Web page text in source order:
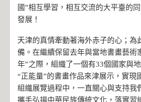
國”相互學習，相互交流的大平臺的
發展！
天津的真情牽動著海外赤子的心；
備。在繼續保留去年與當地書畫藝術
年”之際，組織了一個有33個國家與
“正能量”的書畫作品來津展示，實
組織展覽過程中，一直關心與支持
攜手弘揚中華民族傳統文化，落實習